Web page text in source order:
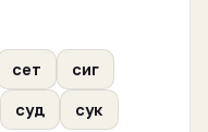
сет сиг
суд сук